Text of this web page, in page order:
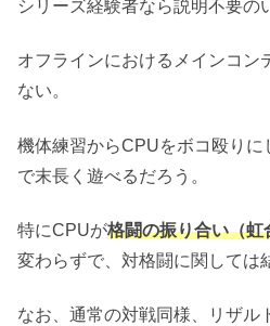
シリーズ経験者なら説明不要の
オフラインにおけるメインコン
ない。
機体練習からCPUをボコ殴りに
で末長く遊べるだろう。
特にCPUが格闘の振り合い（虹
変わらずで、対格闘に関しては
なお、通常の対戦同様、リザル